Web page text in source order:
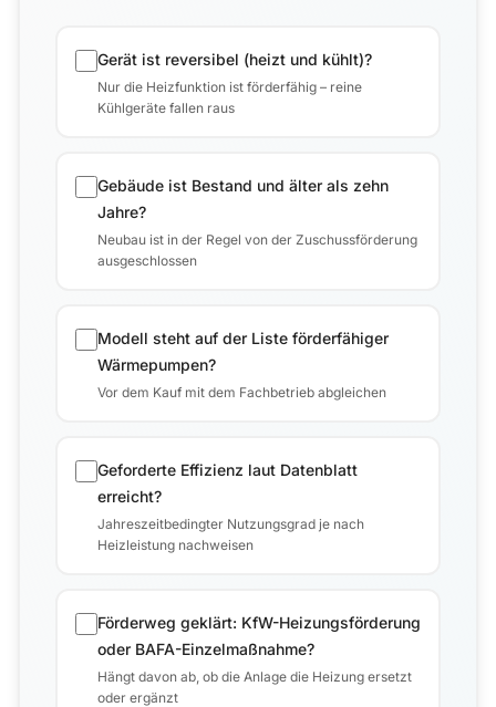
Gerät ist reversibel (heizt und kühlt)?
Nur die Heizfunktion ist förderfähig – reine
Kühlgeräte fallen raus
Gebäude ist Bestand und älter als zehn
Jahre?
Neubau ist in der Regel von der Zuschussförderung
ausgeschlossen
Modell steht auf der Liste förderfähiger
Wärmepumpen?
Vor dem Kauf mit dem Fachbetrieb abgleichen
Geforderte Effizienz laut Datenblatt
erreicht?
Jahreszeitbedingter Nutzungsgrad je nach
Heizleistung nachweisen
Förderweg geklärt: KfW-Heizungsförderung
oder BAFA-Einzelmaßnahme?
Hängt davon ab, ob die Anlage die Heizung ersetzt
oder ergänzt